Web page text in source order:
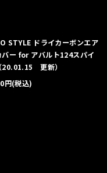
STYLE ドライカーボンエア
バー for アバルト124スパイ
20.01.15 更新）
円(税込)